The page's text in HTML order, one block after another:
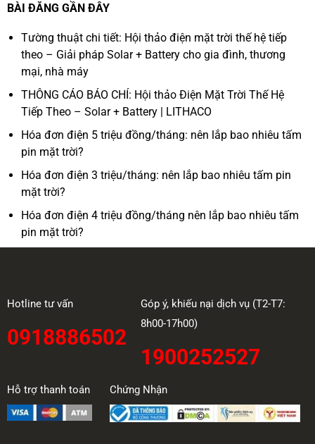
BÀI ĐĂNG GẦN ĐÂY
Tường thuật chi tiết: Hội thảo điện mặt trời thế hệ tiếp
theo – Giải pháp Solar + Battery cho gia đình, thương
mại, nhà máy
THÔNG CÁO BÁO CHÍ: Hội thảo Điện Mặt Trời Thế Hệ
Tiếp Theo – Solar + Battery | LITHACO
Hóa đơn điện 5 triệu đồng/tháng: nên lắp bao nhiêu tấm
pin mặt trời?
Hóa đơn điện 3 triệu/tháng: nên lắp bao nhiêu tấm pin
mặt trời?
Hóa đơn điện 4 triệu đồng/tháng nên lắp bao nhiêu tấm
pin mặt trời?
Hotline tư vấn
0918886502
Góp ý, khiếu nại dịch vụ (T2-T7:
8h00-17h00)
1900252527
Hỗ trợ thanh toán Chứng Nhận